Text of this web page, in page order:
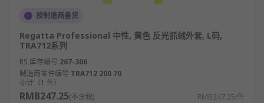
按制造商备货
Regatta Professional 中性, 黄色 反光抓绒外套, L码,
TRA712系列
RS 库存编号 267-306
制造商零件编号 TRA712 200 70
小计（1 件）
RMB247.25(不含税) RMB247.25/件